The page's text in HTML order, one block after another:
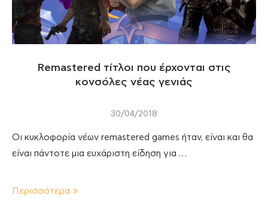
Remastered τίτλοι που έρχονται στις
κονσόλες νέας γενιάς
30/04/2018
Οι κυκλοφορία νέων remastered games ήταν, είναι και θα
είναι πάντοτε μια ευχάριστη είδηση για …
Περισσότερα